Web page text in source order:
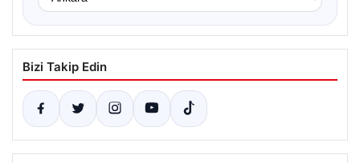
Bizi Takip Edin